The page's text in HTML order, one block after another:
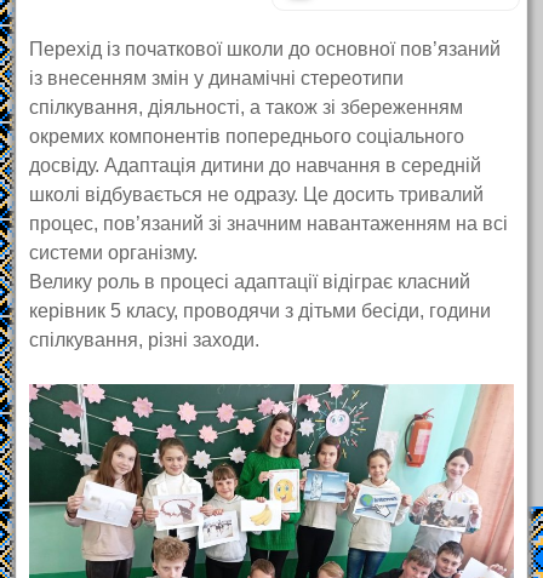
Перехід із початкової школи до основної пов’язаний
із внесенням змін у динамічні стереотипи
спілкування, діяльності, а також зі збереженням
окремих компонентів попереднього соціального
досвіду. Адаптація дитини до навчання в середній
школі відбувається не одразу. Це досить тривалий
процес, пов’язаний зі значним навантаженням на всі
системи організму.
Велику роль в процесі адаптації відіграє класний
керівник 5 класу, проводячи з дітьми бесіди, години
спілкування, різні заходи.